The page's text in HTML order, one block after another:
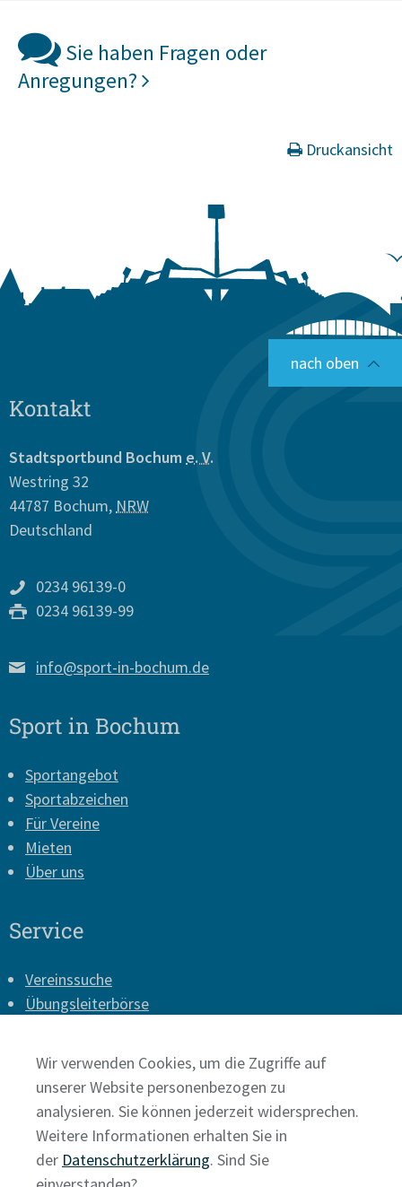
Sie haben Fragen oder
Anregungen?
Druckansicht
nach oben
Kontakt
Stadtsportbund Bochum e. V.
Westring 32
44787 Bochum, NRW
Deutschland
0234 96139-0
0234 96139-99
info@sport-in-bochum.de
Sport in Bochum
Sportangebot
Sportabzeichen
Für Vereine
Mieten
Über uns
Service
Vereinssuche
Übungsleiterbörse
Presse
Datenschutz
Wir verwenden Cookies, um die Zugriffe auf
unserer Website personenbezogen zu
analysieren. Sie können jederzeit widersprechen.
Weitere Informationen erhalten Sie in
der Datenschutzerklärung. Sind Sie